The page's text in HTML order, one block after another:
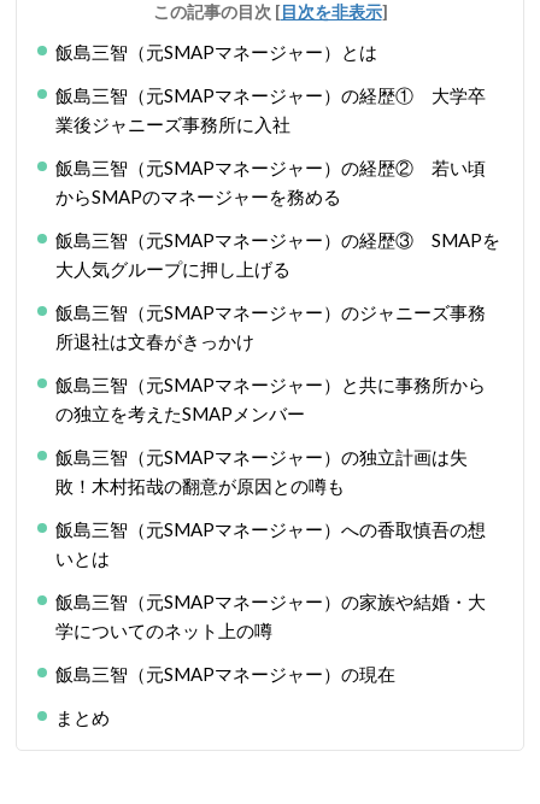
この記事の目次 [目次を非表示]
飯島三智（元SMAPマネージャー）とは
飯島三智（元SMAPマネージャー）の経歴① 大学卒
業後ジャニーズ事務所に入社
飯島三智（元SMAPマネージャー）の経歴② 若い頃
からSMAPのマネージャーを務める
飯島三智（元SMAPマネージャー）の経歴③ SMAPを
大人気グループに押し上げる
飯島三智（元SMAPマネージャー）のジャニーズ事務
所退社は文春がきっかけ
飯島三智（元SMAPマネージャー）と共に事務所から
の独立を考えたSMAPメンバー
飯島三智（元SMAPマネージャー）の独立計画は失
敗！木村拓哉の翻意が原因との噂も
飯島三智（元SMAPマネージャー）への香取慎吾の想
いとは
飯島三智（元SMAPマネージャー）の家族や結婚・大
学についてのネット上の噂
飯島三智（元SMAPマネージャー）の現在
まとめ